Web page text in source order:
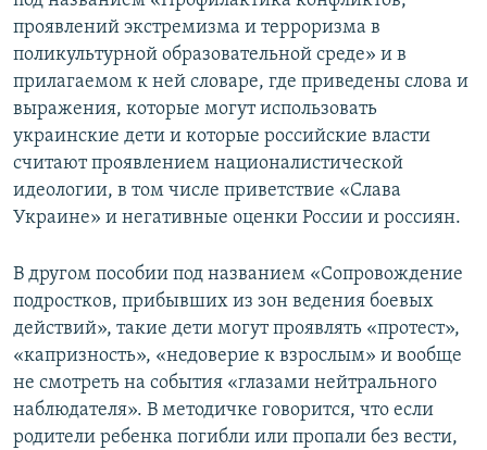
проявлений экстремизма и терроризма в
поликультурной образовательной среде» и в
прилагаемом к ней словаре, где приведены слова и
выражения, которые могут использовать
украинские дети и которые российские власти
считают проявлением националистической
идеологии, в том числе приветствие «Слава
Украине» и негативные оценки России и россиян.
В другом пособии под названием «Сопровождение
подростков, прибывших из зон ведения боевых
действий», такие дети могут проявлять «протест»,
«капризность», «недоверие к взрослым» и вообще
не смотреть на события «глазами нейтрального
наблюдателя». В методичке говорится, что если
родители ребенка погибли или пропали без вести,